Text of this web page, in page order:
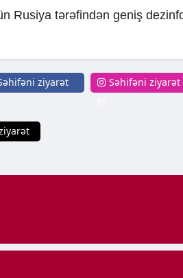
Rusiya tərəfindən geniş
ziyarət
Səhifəni ziyarət